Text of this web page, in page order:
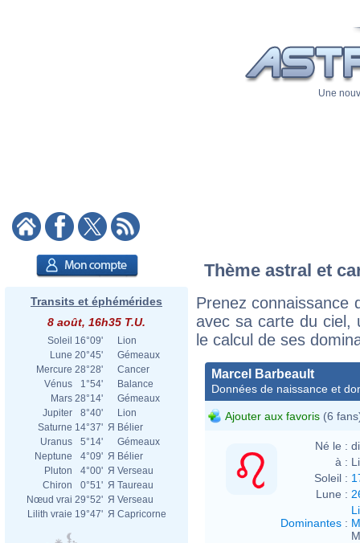
Une
Transits et éphémérides
8 août, 16h35 T.U.
Soleil 16°09'
Lion
Lune 20°45'
Gémeaux
Mercure 28°28'
Cancer
Vénus
1°54'
Balance
Mars 28°14'
Gémeaux
Jupiter
8°40'
Lion
Saturne 14°37' Я Bélier
Uranus
5°14'
Gémeaux
Neptune
4°09' Я Bélier
Pluton
4°00' Я Verseau
Chiron
0°51' Я Taureau
Nœud vrai 29°52' Я Verseau
Lilith vraie 19°47' Я Capricorne
Thème astral et
Prenez connaissance
avec sa carte du ciel,
le calcul de ses
Marcel Barbeault
Données de naissance et
Ajouter aux favoris (6
Né le :
à :
Soleil :
Lune :
Dominantes :